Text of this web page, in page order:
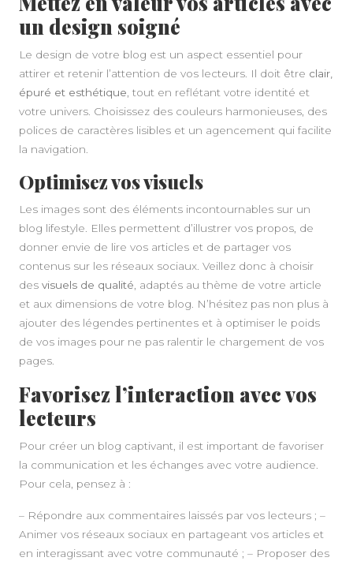
un design soigné
Le design de votre blog est un aspect essentiel pour
attirer et retenir l’attention de vos lecteurs. Il doit être clair,
épuré et esthétique , tout en reflétant votre identité et
votre univers. Choisissez des couleurs harmonieuses, des
polices de caractères lisibles et un agencement qui facilite
la navigation.
Optimisez vos visuels
Les images sont des éléments incontournables sur un
blog lifestyle. Elles permettent d’illustrer vos propos, de
donner envie de lire vos articles et de partager vos
contenus sur les réseaux sociaux. Veillez donc à choisir
des visuels de qualité , adaptés au thème de votre article
et aux dimensions de votre blog. N’hésitez pas non plus à
ajouter des légendes pertinentes et à optimiser le poids
de vos images pour ne pas ralentir le chargement de vos
pages.
Favorisez l’interaction avec vos
lecteurs
Pour créer un blog captivant, il est important de favoriser
la communication et les échanges avec votre audience.
Pour cela, pensez à :
– Répondre aux commentaires laissés par vos lecteurs ; –
Animer vos réseaux sociaux en partageant vos articles et
en interagissant avec votre communauté ; – Proposer des